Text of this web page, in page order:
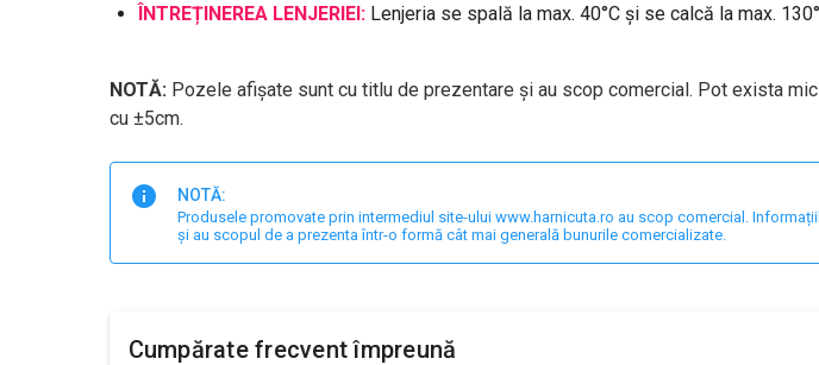
ÎNTREȚINEREA LENJERIEI: Lenjeria se spală la max. 40°C și se calcă la max.
NOTĂ: Pozele afișate sunt cu titlu de prezentare și au scop comercial. Pot exista
cu ±5cm.
NOTĂ:
Produsele promovate prin intermediul site-ului www.harnicuta.ro au scop comercial.
și au scopul de a prezenta într-o formă cât mai generală bunurile comercializate.
Cumpărate frecvent împreună